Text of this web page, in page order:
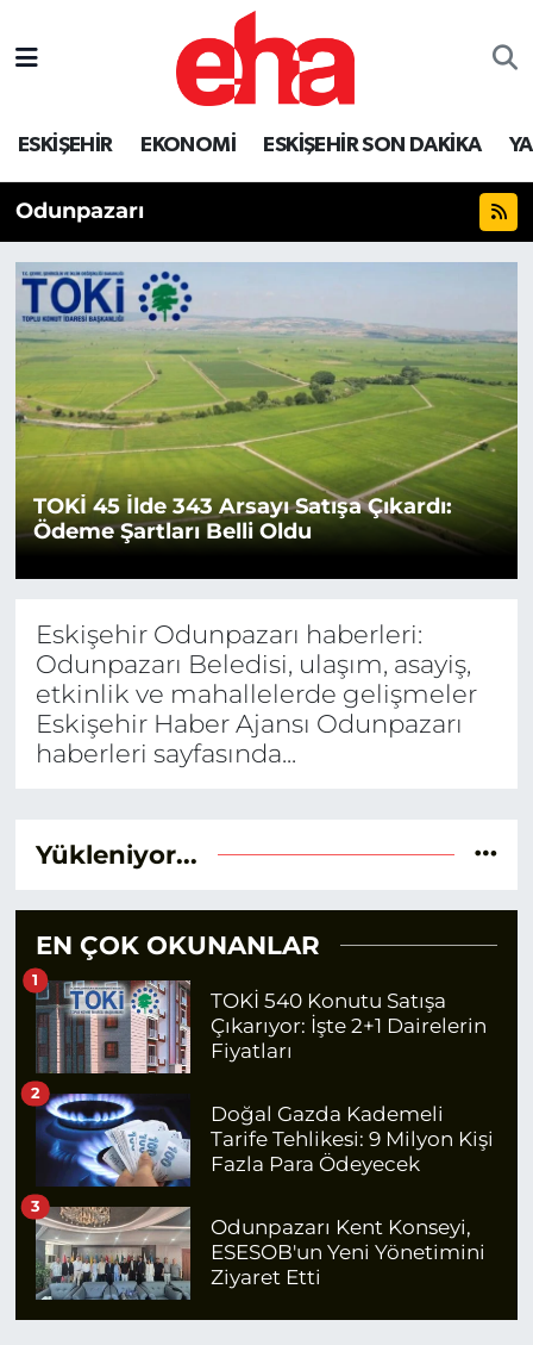
ESKİŞEHİR EKONOMİ ESKİŞEHİR SON DAKİKA
Odunpazarı
TOKİ 45 İlde 343 Arsayı Satışa Çıkardı:
Ödeme Şartları Belli Oldu
Eskişehir Odunpazarı haberleri:
Odunpazarı Beledisi, ulaşım, asayiş,
etkinlik ve mahallelerde gelişmeler
Eskişehir Haber Ajansı Odunpazarı
haberleri sayfasında...
Yükleniyor...
EN ÇOK OKUNANLAR
TOKİ 540 Konutu Satışa
Çıkarıyor: İşte 2+1 Dairelerin
Fiyatları
1
Doğal Gazda Kademeli
Tarife Tehlikesi: 9 Milyon Kişi
Fazla Para Ödeyecek
2
Odunpazarı Kent Konseyi,
ESESOB'un Yeni Yönetimini
Ziyaret Etti
3